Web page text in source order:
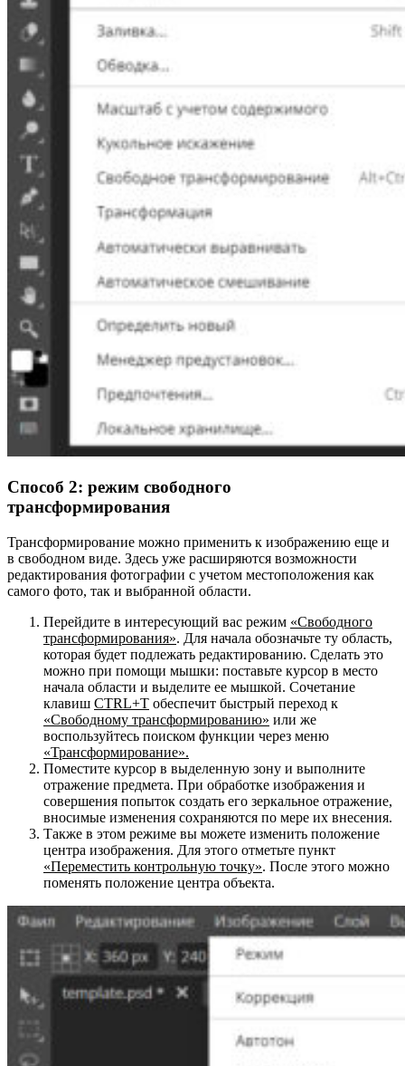
Способ 2: режим свободного
трансформирования
Трансформирование можно применить к изображению еще и
в свободном виде. Здесь уже расширяются возможности
редактирования фотографии с учетом местоположения как
самого фото, так и выбранной области.
Перейдите в интересующий вас режим «Свободного
трансформирования». Для начала обозначьте ту область,
которая будет подлежать редактированию. Сделать это
можно при помощи мышки: поставьте курсор в место
начала области и выделите ее мышкой. Сочетание
клавиш CTRL+T обеспечит быстрый переход к
«Свободному трансформированию» или же
воспользуйтесь поиском функции через меню
«Трансформирование».
Поместите курсор в выделенную зону и выполните
отражение предмета. При обработке изображения и
совершения попыток создать его зеркальное отражение,
вносимые изменения сохраняются по мере их внесения.
Также в этом режиме вы можете изменить положение
центра изображения. Для этого отметьте пункт
«Переместить контрольную точку». После этого можно
поменять положение центра объекта.